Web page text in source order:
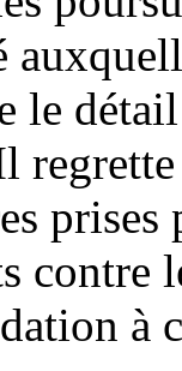
le
contre
à